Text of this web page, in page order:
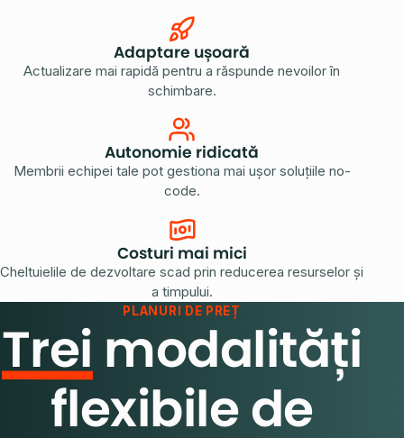
Adaptare ușoară
Actualizare mai rapidă pentru a răspunde nevoilor în
schimbare.
Autonomie ridicată
Membrii echipei tale pot gestiona mai ușor soluțiile no-
code.
Costuri mai mici
Cheltuielile de dezvoltare scad prin reducerea resurselor și
a timpului.
PLANURI DE PREȚ
Trei modalități
flexibile de